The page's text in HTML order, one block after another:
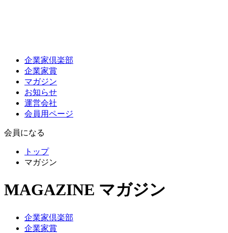
企業家倶楽部
企業家賞
マガジン
お知らせ
運営会社
会員用ページ
会員になる
トップ
マガジン
MAGAZINE マガジン
企業家倶楽部
企業家賞